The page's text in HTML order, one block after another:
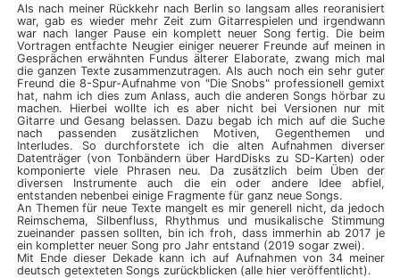
Als nach meiner Rückkehr nach Berlin so langsam alles reoranisiert
war, gab es wieder mehr Zeit zum Gitarrespielen und irgendwann
war nach langer Pause ein komplett neuer Song fertig. Die beim
Vortragen entfachte Neugier einiger neuerer Freunde auf meinen in
Gesprächen erwähnten Fundus älterer Elaborate, zwang mich mal
die ganzen Texte zusammenzutragen. Als auch noch ein sehr guter
Freund die 8-Spur-Aufnahme von "Die Snobs" professionell gemixt
hat, nahm ich dies zum Anlass, auch die anderen Songs hörbar zu
machen. Hierbei wollte ich es aber nicht bei Versionen nur mit
Gitarre und Gesang belassen. Dazu begab ich mich auf die Suche
nach passenden zusätzlichen Motiven, Gegenthemen und
Interludes. So durchforstete ich die alten Aufnahmen diverser
Datenträger (von Tonbändern über HardDisks zu SD-Karten) oder
komponierte viele Phrasen neu. Da zusätzlich beim Üben der
diversen Instrumente auch die ein oder andere Idee abfiel,
entstanden nebenbei einige Fragmente für ganz neue Songs.
An Themen für neue Texte mangelt es mir generell nicht, da jedoch
Reimschema, Silbenfluss, Rhythmus und musikalische Stimmung
zueinander passen sollten, bin ich froh, dass immerhin ab 2017 je
ein kompletter neuer Song pro Jahr entstand (2019 sogar zwei).
Mit Ende dieser Dekade kann ich auf Aufnahmen von 34 meiner
deutsch getexteten Songs zurückblicken (alle hier veröffentlicht).